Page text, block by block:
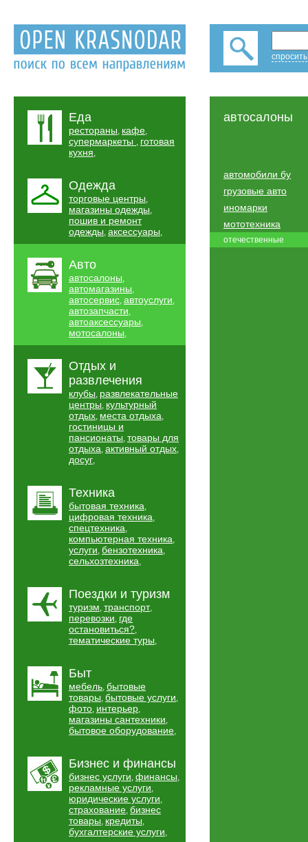
Еда
рестораны, кафе,
супермаркеты , готовая
кухня,
Одежда
торговые центры,
магазины одежды,
пошив и ремонт
одежды, аксессуары,
Авто
автосалоны,
автомагазины,
автосервис, автоуслуги,
автозапчасти,
автоаксессуары,
мотосалоны,
Отдых и
развлечения
клубы, развлекательные
центры, культурный
отдых, места отдыха,
гостиницы и
пансионаты, товары для
отдыха, активный отдых,
досуг,
Техника
бытовая техника,
цифровая техника,
спецтехника,
компьютерная техника,
услуги, бензотехника,
сельхозтехника,
Поездки и туризм
туризм, транспорт,
перевозки, где
остановиться?,
тематические туры,
Быт
мебель, бытовые
товары, бытовые услуги,
фото, интерьер,
магазины сантехники,
бытовое оборудование,
Бизнес и финансы
бизнес услуги, финансы,
рекламные услуги,
юридические услуги,
страхование, бизнес
товары, кредиты,
бухгалтерские услуги,
автосалоны
автомобили бу
грузовые авто
иномарки
мототехника
отечественные